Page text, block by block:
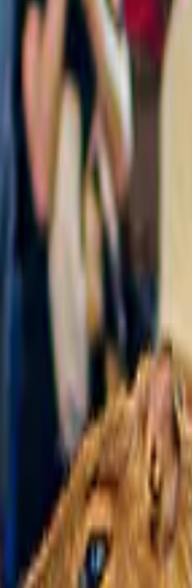
di opzioni.